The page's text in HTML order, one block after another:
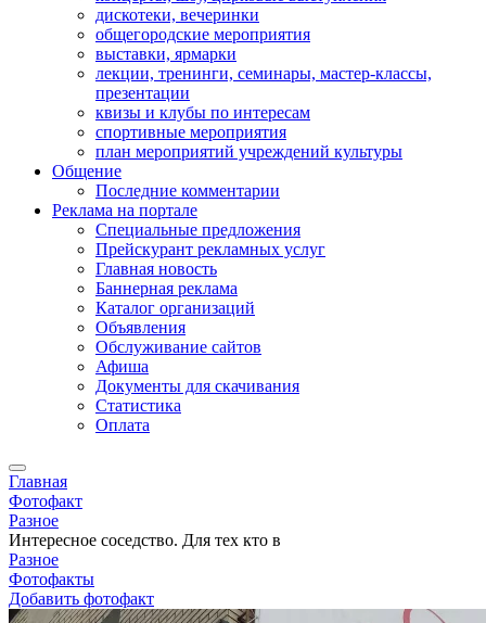
дискотеки, вечеринки
общегородские мероприятия
выставки, ярмарки
лекции, тренинги, семинары, мастер-классы,
презентации
квизы и клубы по интересам
спортивные мероприятия
план мероприятий учреждений культуры
Общение
Последние комментарии
Реклама на портале
Специальные предложения
Прейскурант рекламных услуг
Главная новость
Баннерная реклама
Каталог организаций
Объявления
Обслуживание сайтов
Афиша
Документы для скачивания
Статистика
Оплата
Главная
Фотофакт
Разное
Интересное соседство. Для тех кто в
Разное
Фотофакты
Добавить фотофакт